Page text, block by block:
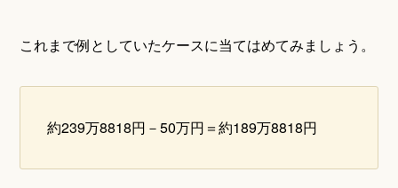
これまで例としていたケースに当てはめてみましょう。
約239万8818円－50万円＝約189万8818円